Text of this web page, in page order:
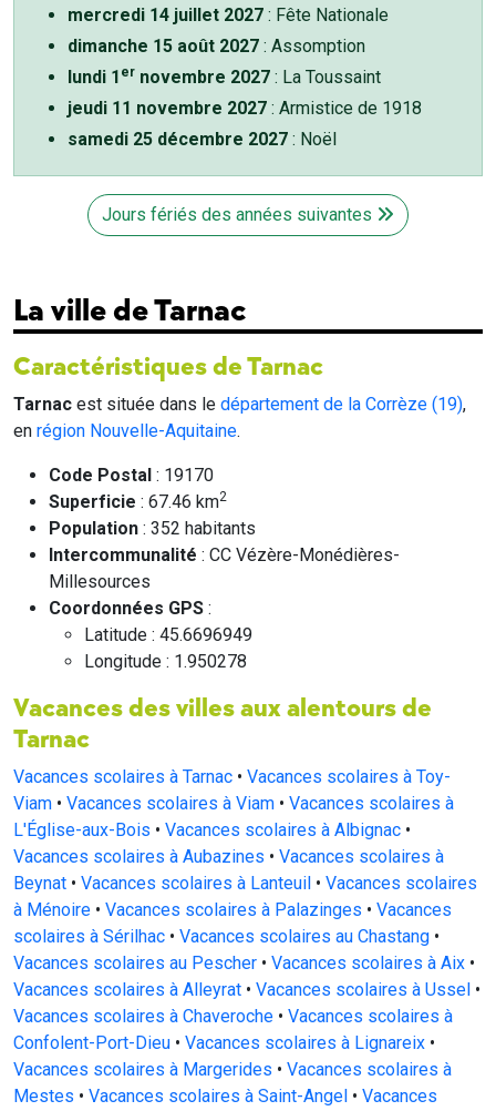
mercredi 14 juillet 2027 : Fête Nationale
dimanche 15 août 2027 : Assomption
lundi 1 er novembre 2027 : La Toussaint
jeudi 11 novembre 2027 : Armistice de 1918
samedi 25 décembre 2027 : Noël
Jours fériés des années suivantes
La ville de Tarnac
Caractéristiques de Tarnac
Tarnac est située dans le département de la Corrèze (19),
en région Nouvelle-Aquitaine.
Code Postal : 19170
Superficie : 67.46 km2
Population : 352 habitants
Intercommunalité : CC Vézère-Monédières-
Millesources
Coordonnées GPS :
Latitude : 45.6696949
Longitude : 1.950278
Vacances des villes aux alentours de
Tarnac
Vacances scolaires à Tarnac • Vacances scolaires à Toy-
Viam • Vacances scolaires à Viam • Vacances scolaires à
L'Église-aux-Bois • Vacances scolaires à Albignac •
Vacances scolaires à Aubazines • Vacances scolaires à
Beynat • Vacances scolaires à Lanteuil • Vacances scolaires
à Ménoire • Vacances scolaires à Palazinges • Vacances
scolaires à Sérilhac • Vacances scolaires au Chastang •
Vacances scolaires au Pescher • Vacances scolaires à Aix •
Vacances scolaires à Alleyrat • Vacances scolaires à Ussel •
Vacances scolaires à Chaveroche • Vacances scolaires à
Confolent-Port-Dieu • Vacances scolaires à Lignareix •
Vacances scolaires à Margerides • Vacances scolaires à
Mestes • Vacances scolaires à Saint-Angel • Vacances